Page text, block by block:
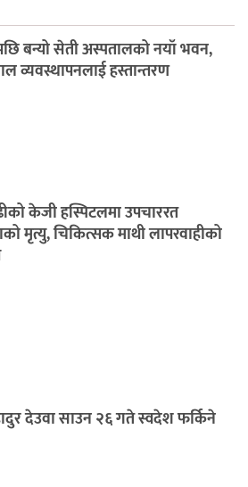
बन्यो सेती अस्पतालको नयाँ भवन,
व्यवस्थापनलाई हस्तान्तरण
केजी हस्पिटलमा उपचाररत
मृत्यु, चिकित्सक माथी लापरवाहीको
देउवा साउन २६ गते स्वदेश फर्किने